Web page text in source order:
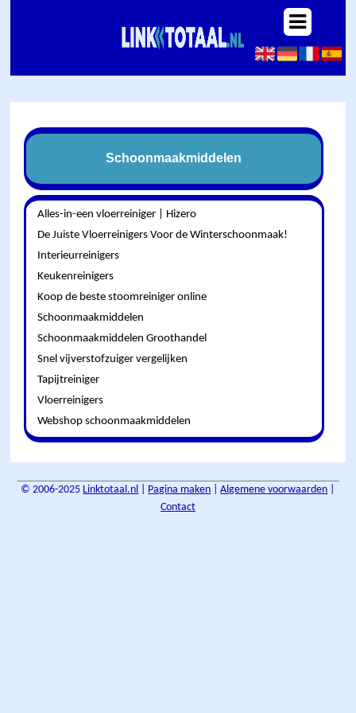
Schoonmaakmiddelen
Alles-in-een vloerreiniger | Hizero
De Juiste Vloerreinigers Voor de Winterschoonmaak!
Interieurreinigers
Keukenreinigers
Koop de beste stoomreiniger online
Schoonmaakmiddelen
Schoonmaakmiddelen Groothandel
Snel vijverstofzuiger vergelijken
Tapijtreiniger
Vloerreinigers
Webshop schoonmaakmiddelen
© 2006-2025 Linktotaal.nl Pagina maken |Algemene voorwaarden
Contact